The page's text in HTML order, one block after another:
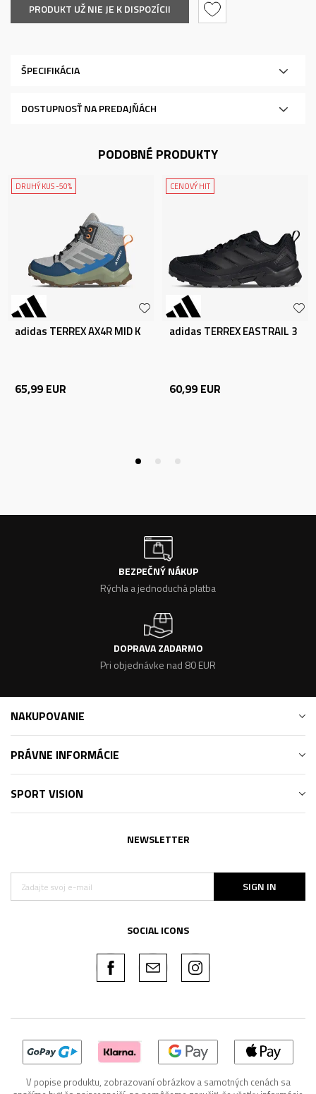
PRODUKT UŽ NIE JE K DISPOZÍCII
ŠPECIFIKÁCIA
DOSTUPNOSŤ NA PREDAJŇÁCH
PODOBNÉ PRODUKTY
DRUHÝ KUS -50%
adidas TERREX AX4R MID K
65,99 EUR
CENOVÝ HIT
adidas TERREX EASTRAIL 3
60,99 EUR
BEZPEČNÝ NÁKUP
Rýchla a jednoduchá platba
DOPRAVA ZADARMO
Pri objednávke nad 80 EUR
NAKUPOVANIE
PRÁVNE INFORMÁCIE
SPORT VISION
NEWSLETTER
SIGN IN
SOCIAL ICONS
V popise produktu, zobrazovaní obrázkov a samotných cenách sa